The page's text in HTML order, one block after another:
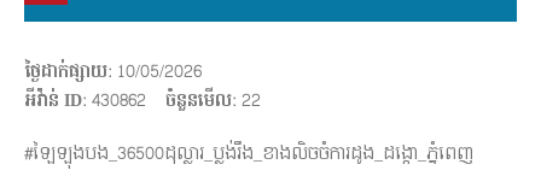
ថ្ងៃដាក់ផ្សាយ: 10/05/2026
អីវ៉ាន់ ID: 430862 ចំនួនមើល: 22
#ឡៃឡុងបង_36500ដុល្លារ_ប្លង់រឹង_ខាងលិចចំការដូង_ដង្កោ_ភ្នំពេញ